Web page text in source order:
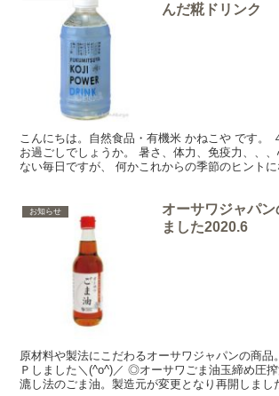
んだ糀ドリンク
こんにちは。自然食品・有機米 かねこや です。
お過ごしでしょうか。 暑さ、体力、免疫力、、
ない毎日ですが、 何かこれからの季節のヒントに
お知らせ
オーサワジャパ
ました2020.6
原材料や製法にこだわるオーサワジャパンの商品
Ｐしました＼(^o^)／ ◎オーサワごま油玉締め圧
漉し法のごま油。製造元が変更となり再開しま